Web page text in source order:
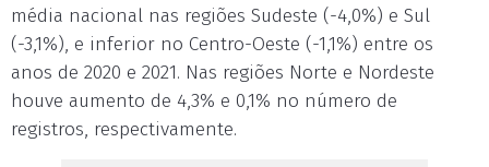
média nacional nas regiões Sudeste (-4,0%) e Sul
(-3,1%), e inferior no Centro-Oeste (-1,1%) entre os
anos de 2020 e 2021. Nas regiões Norte e Nordeste
houve aumento de 4,3% e 0,1% no número de
registros, respectivamente.